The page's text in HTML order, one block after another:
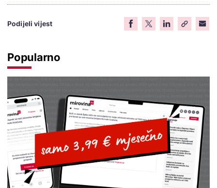
Podijeli vijest
Popularno